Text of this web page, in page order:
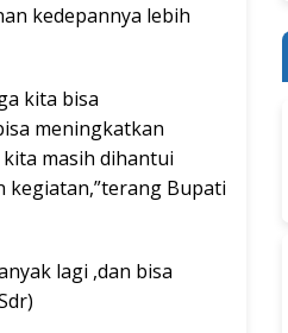
kedepannya lebih
kita bisa
meningkatkan
masih dihantui
kegiatan,”terang Bupati
lagi ,dan bisa